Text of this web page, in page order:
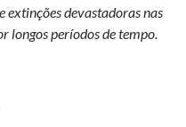
extinções devastadoras nas
longos períodos de tempo.
de regulamentação de